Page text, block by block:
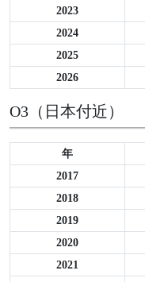
2023
2024
2025
2026
O3（日本付近）
年
2017
2018
2019
2020
2021